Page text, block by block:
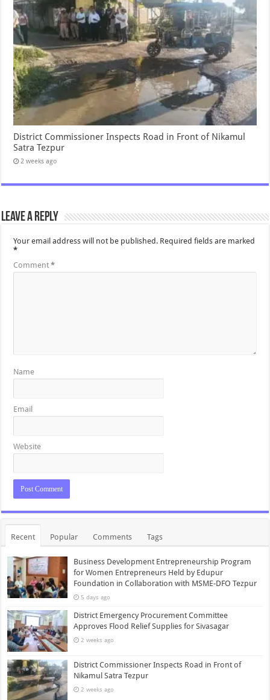
District Commissioner Inspects Road in Front of Nikamul
Satra Tezpur
2 weeks ago
Leave a Reply
Your email address will not be published. Required fields are marked
*
Comment*
Name
Email
Website
Recent Popular Comments Tags
Business Development Entrepreneurship Program
for Women Entrepreneurs Held by Edupur
Foundation in Collaboration with MSME-DFO Tezpur
5 days ago
District Emergency Procurement Committee
Approves Flood Relief Supplies for Sivasagar
2 weeks ago
District Commissioner Inspects Road in Front of
Nikamul Satra Tezpur
2 weeks ago